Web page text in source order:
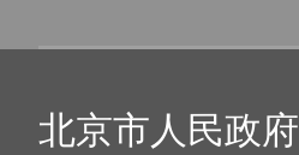
北京市人民政府